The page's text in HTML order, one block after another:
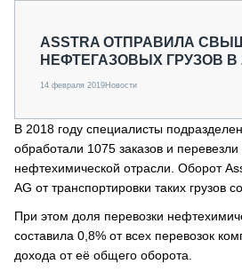
О ПРОЕКТЕ
ASSTRA ОТПРАВИЛА
НЕФТЕГАЗОВЫХ ГРУЗОВ В
14 февраля 2019Новости
В 2018 году специалисты
обработали 1075 заказов и
нефтехимической отрасли. Оборот
AG от транспортировки таких грузов
При этом доля перевозки
составила 0,8% от всех перевозок
дохода от её общего оборота.